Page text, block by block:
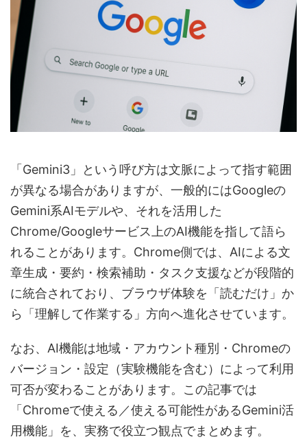
「Gemini3」という呼び方は文脈によって指す範囲
が異なる場合がありますが、一般的にはGoogleの
Gemini系AIモデルや、それを活用した
Chrome/Googleサービス上のAI機能を指して語ら
れることがあります。Chrome側では、AIによる文
章生成・要約・検索補助・タスク支援などが段階的
に統合されており、ブラウザ体験を「読むだけ」か
ら「理解して作業する」方向へ進化させています。
なお、AI機能は地域・アカウント種別・Chromeの
バージョン・設定（実験機能を含む）によって利用
可否が変わることがあります。この記事では
「Chromeで使える／使える可能性があるGemini活
用機能」を、実務で役立つ観点でまとめます。